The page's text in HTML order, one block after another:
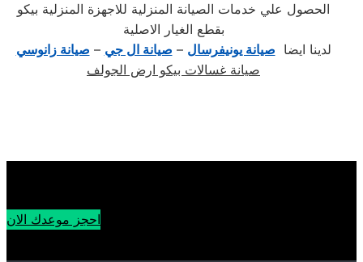
الحصول علي خدمات الصيانة المنزلية للاجهزة المنزلية بيكو
بقطع الغيار الاصلية
لدينا ايضا صيانة يونيفرسال – صيانة ال جي – صيانة زانوسي
صيانة غسالات بيكو ارض الجولف
احجز موعدك الان